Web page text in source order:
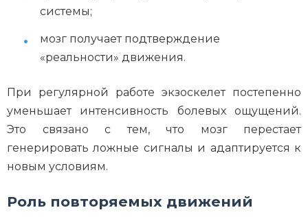
системы;
мозг получает подтверждение
«реальности» движения.
При регулярной работе экзоскелет постепенно
уменьшает интенсивность болевых ощущений.
Это связано с тем, что мозг перестает
генерировать ложные сигналы и адаптируется к
новым условиям.
Роль повторяемых движений